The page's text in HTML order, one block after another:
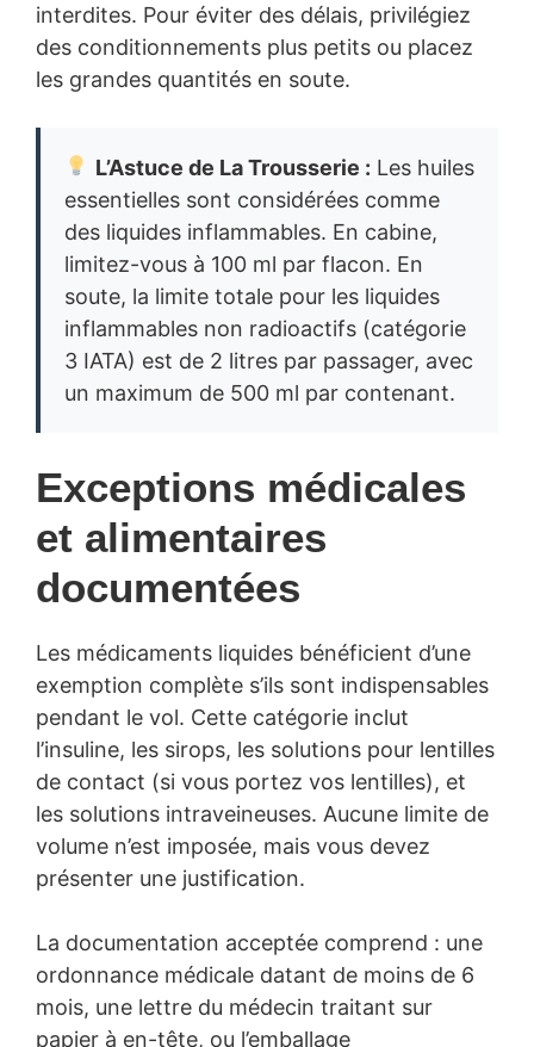
interdites. Pour éviter des délais, privilégiez
des conditionnements plus petits ou placez
les grandes quantités en soute.
L’Astuce de La Trousserie : Les huiles
essentielles sont considérées comme
des liquides inflammables. En cabine,
limitez-vous à 100 ml par flacon. En
soute, la limite totale pour les liquides
inflammables non radioactifs (catégorie
3 IATA) est de 2 litres par passager, avec
un maximum de 500 ml par contenant.
Exceptions médicales
et alimentaires
documentées
Les médicaments liquides bénéficient d’une
exemption complète s’ils sont indispensables
pendant le vol. Cette catégorie inclut
l’insuline, les sirops, les solutions pour lentilles
de contact (si vous portez vos lentilles), et
les solutions intraveineuses. Aucune limite de
volume n’est imposée, mais vous devez
présenter une justification.
La documentation acceptée comprend : une
ordonnance médicale datant de moins de 6
mois, une lettre du médecin traitant sur
papier à en-tête, ou l’emballage